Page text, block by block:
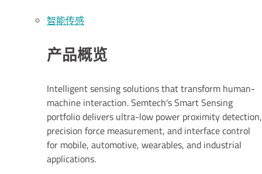
智能传感
产品概览
Intelligent sensing solutions that transform human-
machine interaction. Semtech's Smart Sensing
portfolio delivers ultra-low power proximity detection,
precision force measurement, and interface control
for mobile, automotive, wearables, and industrial
applications.